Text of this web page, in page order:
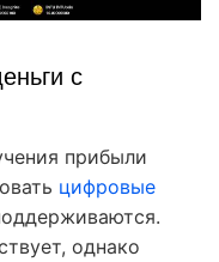
с
прибыли
цифровые
однако